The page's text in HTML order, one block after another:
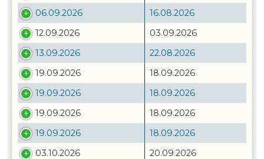
06.09.2026
16.08.2026
12.09.2026
03.09.2026
13.09.2026
22.08.2026
19.09.2026
18.09.2026
19.09.2026
18.09.2026
19.09.2026
18.09.2026
19.09.2026
18.09.2026
03.10.2026
20.09.2026